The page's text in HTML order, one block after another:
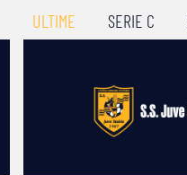
ULTIME SERIE C